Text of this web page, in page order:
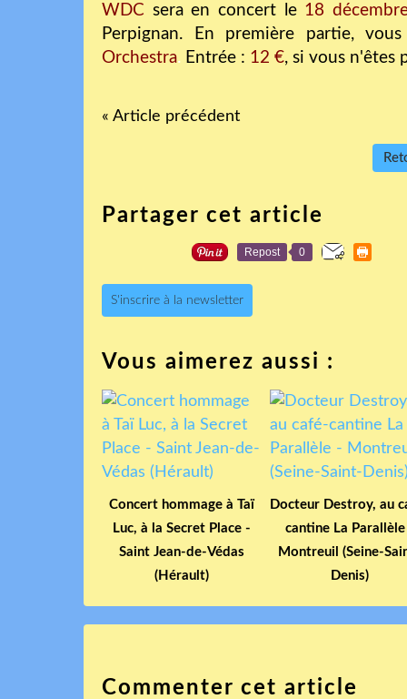
WDC sera en concert le 18
Perpignan. En première partie,
Orchestra. Entrée : 12 €, si vous n'êtes
« Article précédent
Partager cet article
Repost 0
S'inscrire à la newsletter
Vous aimerez aussi :
Concert hommage à Taï
Luc, à la Secret Place -
Saint Jean-de-Védas
(Hérault)
Docteur Destroy, au
cantine La
Montreuil (Seine-
Denis)
Commenter cet article